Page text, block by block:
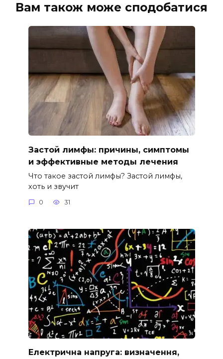
Вам також може сподобатися
Застой лимфы: причины, симптомы
и эффективные методы лечения
Что такое застой лимфы? Застой лимфы,
хоть и звучит
0 31
Електрична напруга: визначення,